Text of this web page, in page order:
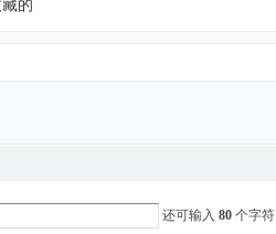
的
还可输入 80 个字符